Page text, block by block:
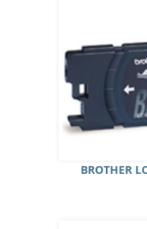
BROTHER